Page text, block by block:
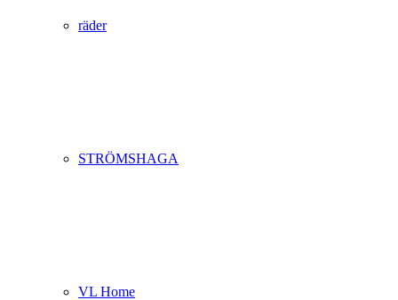
räder
STRÖMSHAGA
VL Home